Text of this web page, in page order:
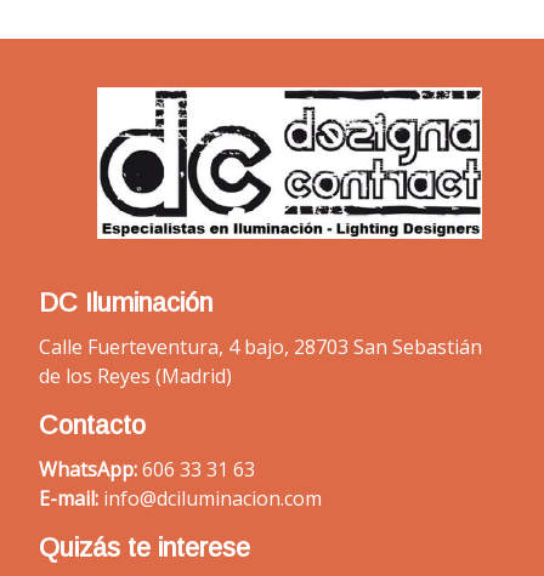
DC Iluminación
Calle Fuerteventura, 4 bajo, 28703 San Sebastián
de los Reyes (Madrid)
Contacto
WhatsApp:606 33 31 63
E-mail: info@dciluminacion.com
Quizás te interese